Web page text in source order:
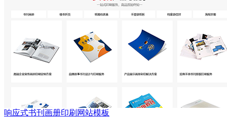
响应式书刊画册印刷网站模板